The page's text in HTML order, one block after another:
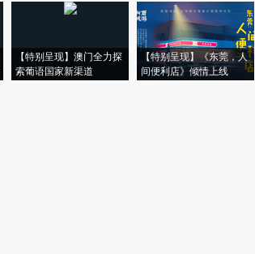
【特别呈现】澳门全力探
索葡语国家新渠道
【特别呈现】《东莞，人
间便利店》倾情上线